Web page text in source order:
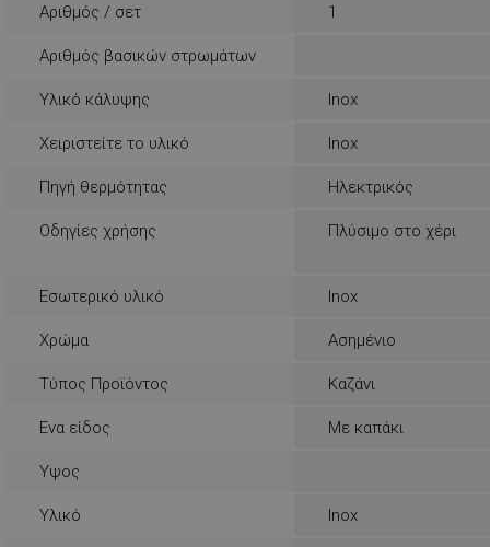
Αριθμός / σετ 1
Αριθμός βασικών στρωμάτων
Υλικό κάλυψης Inox
Χειριστείτε το υλικό Inox
Πηγή θερμότητας Ηλεκτρικός
Οδηγίες χρήσης Πλύσιμο στο χέρι
Εσωτερικό υλικό Inox
Χρώμα Ασημένιο
Τύπος Προϊόντος Καζάνι
Ενα είδος Με καπάκι
Υψος
Υλικό Inox
XSRF-TOKEN
PHPSESSID